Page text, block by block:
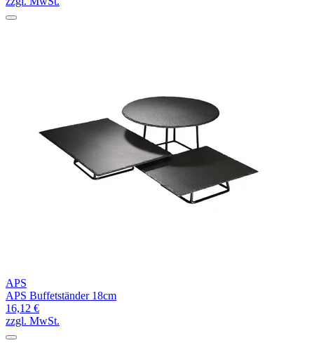
APS
APS Buffetständer 18cm
16,12 €
zzgl. MwSt.